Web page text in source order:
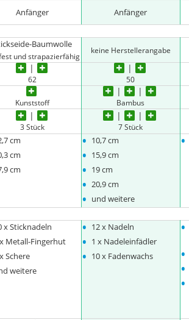
Anfänger Anfänger
Baumwolle
und strapazierfähig
keine Herstellerangabe
62 50
Kunststoff Bambus
3 Stück 7 Stück
cm
cm
cm
• 10,7 cm
• 15,9 cm
• 19 cm
• 20,9 cm
• und weitere
•
x Sticknadeln
Metall-Fingerhut
Schere
weitere
• 12 x Nadeln
• 1 x Nadeleinfädler
• 10 x Fadenwachs
•
•
•
•